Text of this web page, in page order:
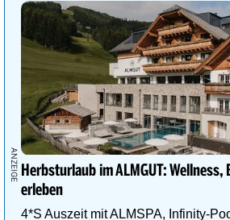
Graz
Herbsturlaub im ALMGUT: Wellness,
erleben
4*S Auszeit mit ALMSPA, Infinity-